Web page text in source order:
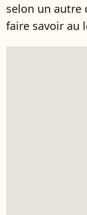
selon un autre
faire savoir au